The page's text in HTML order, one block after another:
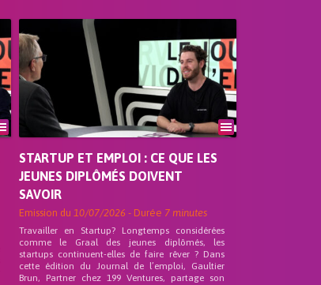
STARTUP ET EMPLOI : CE QUE LES
JEUNES DIPLÔMÉS DOIVENT
SAVOIR
Emission du 10/07/2026 - Durée 7 minutes
Travailler en Startup? Longtemps considérées
comme le Graal des jeunes diplômés, les
startups continuent-elles de faire rêver ? Dans
cette édition du Journal de l’emploi, Gaultier
Brun, Partner chez 199 Ventures, partage son